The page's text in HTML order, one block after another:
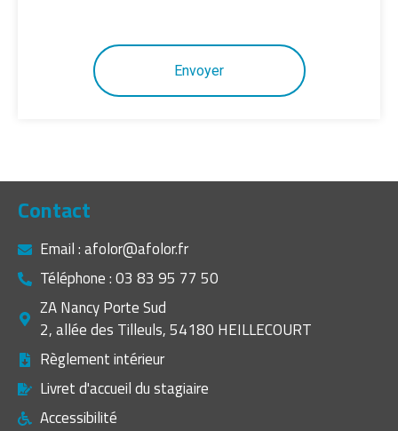
Envoyer
Contact
Email : afolor@afolor.fr
Téléphone : 03 83 95 77 50
ZA Nancy Porte Sud
2, allée des Tilleuls, 54180 HEILLECOURT
Règlement intérieur
Livret d'accueil du stagiaire
Accessibilité